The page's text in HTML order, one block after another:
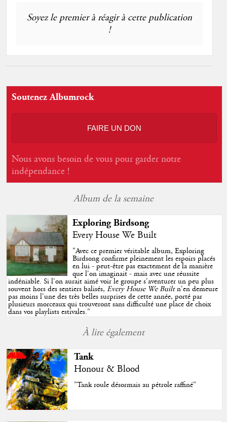
Soyez le premier à réagir à cette publication
!
Soutenez Albumrock
FAIRE UN DON
Nous avons besoin de vous pour garder notre
indépendance !
Album de la semaine
Exploring Birdsong
Every House We Built
"Avec ce premier véritable album, Exploring
Birdsong confirme pleinement les espoirs placés
en lui - peut-être pas exactement de la manière
que l'on imaginait - mais avec une réussite
indéniable. Si l'on aurait aimé voir le groupe s'aventurer un peu plus
souvent hors des sentiers balisés,Every House We Builtn'en demeure
pas moins l'une des très belles surprises de cette année, porté par
plusieurs morceaux qui trouveront sans difficulté une place de choix
dans vos playlists estivales."
À lire également
Tank
Honour & Blood
"Tank roule désormais au pétrole raffiné"